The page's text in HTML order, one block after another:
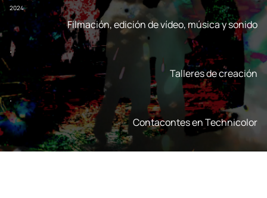
2024
Filmación, edición de vídeo, música y sonido
.
Talleres de creación
.
Contacontes en Technicolor